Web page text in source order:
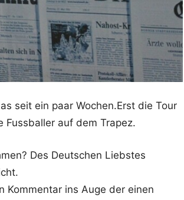
seit ein paar Wochen.Erst die Tour
auf dem Trapez.
Des Deutschen Liebstes
Kommentar ins Auge der einen